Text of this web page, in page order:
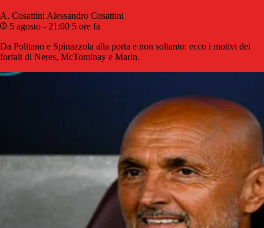
A. Cosattini Alessandro Cosattini
5 agosto - 21:00 5 ore fa
Da Politano e Spinazzola alla porta e non soltanto: ecco i motivi dei
forfait di Neres, McTominay e Marin.